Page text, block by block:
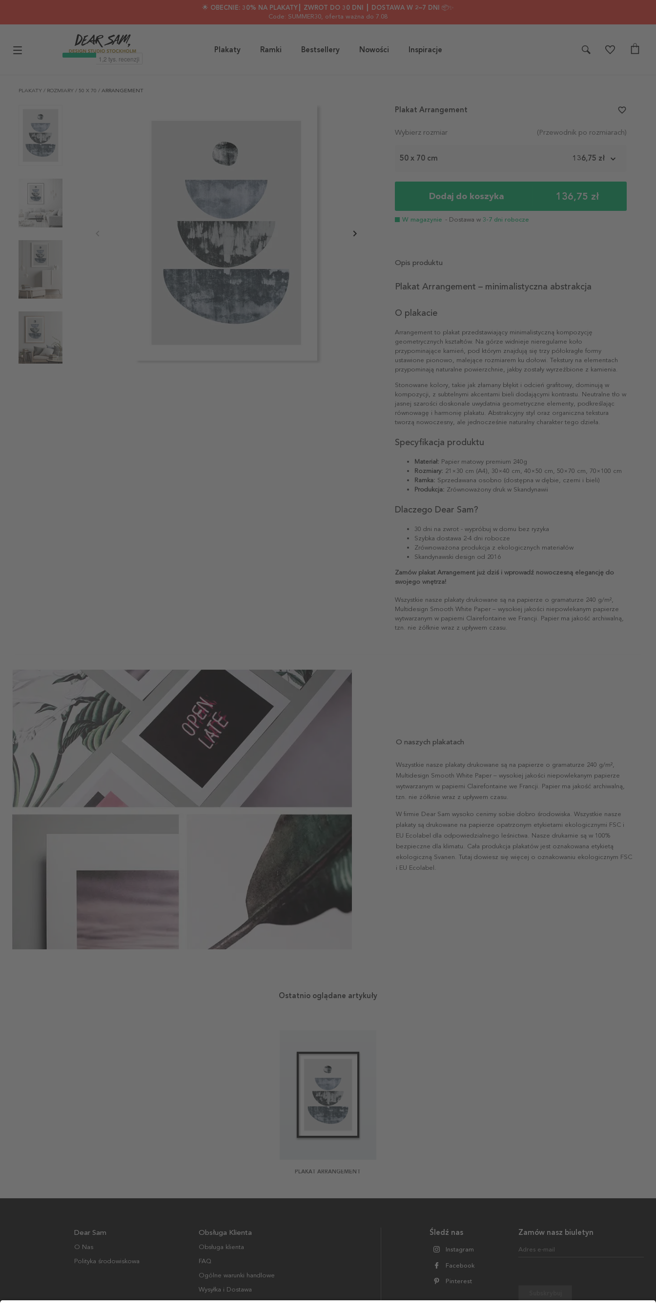
🌟 OBECNIE: 30% NA PLAKATY┃ ZWROT DO 30 DNI ┃ DOSTAWA W 2–7 DNI 📦✨
Code: SUMMER30, oferta ważna do 7.08
Plakaty Ramki Bestsellery Nowości Inspiracje
PLAKATY / ROZMIARY / 50 X 70 / ARRANGEMENT
Wybierz rozmiar (Przewodnik po rozmiarach)
50 x 70 cm 136,75 zł
Dodaj do koszyka 136,75 zł
W magazynie - Dostawa w 3-7 dni robocze
Plakat Arrangement favorite_border
Opis produktu
Plakat Arrangement – minimalistyczna abstrakcja
O plakacie
Arrangement to plakat przedstawiający minimalistyczną kompozycję
geometrycznych kształtów. Na górze widnieje nieregularne koło
przypominające kamień, pod którym znajdują się trzy półokragłe formy
ustawione pionowo, malejące rozmiarem ku dołowi. Tekstury na elementach
przypominają naturalne powierzchnie, jakby zostały wyrzeźbione z kamienia.
Stonowane kolory, takie jak złamany błękit i odcień grafitowy, dominują w
kompozycji, z subtelnymi akcentami bieli dodającymi kontrastu. Neutralne tło w
jasnej szarości doskonale uwydatnia geometryczne elementy, podkreślając
równowagę i harmonię plakatu. Abstrakcyjny styl oraz organiczna tekstura
tworzą nowoczesny, ale jednocześnie naturalny charakter tego dzieła.
Specyfikacja produktu
Materiał: Papier matowy premium 240g
Rozmiary: 21×30 cm (A4), 30×40 cm, 40×50 cm, 50×70 cm, 70×100 cm
Ramka: Sprzedawana osobno (dostępna w dębie, czerni i bieli)
Produkcja: Zrównoważony druk w Skandynawii
Dlaczego Dear Sam?
30 dni na zwrot - wypróbuj w domu bez ryzyka
Szybka dostawa 2-4 dni robocze
Zrównoważona produkcja z ekologicznych materiałów
Skandynawski design od 2016
Zamów plakat Arrangement już dziś i wprowadź nowoczesną elegancję do
swojego wnętrza!
Wszystkie nasze plakaty drukowane są na papierze o gramaturze 240 g/m²,
Multidesign Smooth White Paper – wysokiej jakości niepowlekanym papierze
wytwarzanym w papierni Clairefontaine we Francji. Papier ma jakość archiwalną,
tzn. nie żółknie wraz z upływem czasu.
O naszych plakatach
Wszystkie nasze plakaty drukowane są na papierze o gramaturze 240 g/m²,
Multidesign Smooth White Paper – wysokiej jakości niepowlekanym papierze
wytwarzanym w papierni Clairefontaine we Francji. Papier ma jakość archiwalną,
tzn. nie żółknie wraz z upływem czasu.
W firmie Dear Sam wysoko cenimy sobie dobro środowiska. Wszystkie nasze
plakaty są drukowane na papierze opatrzonym etykietami ekologicznymi FSC i
EU Ecolabel dla odpowiedzialnego leśnictwa. Nasze drukarnie są w 100%
bezpieczne dla klimatu. Cała produkcja plakatów jest oznakowana etykietą
ekologiczną Svanen. Tutaj dowiesz się więcej o oznakowaniu ekologicznym FSC
i EU Ecolabel.
Ostatnio oglądane artykuły
PLAKAT ARRANGEMENT
Zamów nasz biuletyn
Adres e-mail
Śledź nas
Instagram
Facebook
Pinterest
Dear Sam
O Nas
Polityka środowiskowa
Obsługa Klienta
Obsługa klienta
FAQ
Ogólne warunki handlowe
Wysyłka i Dostawa